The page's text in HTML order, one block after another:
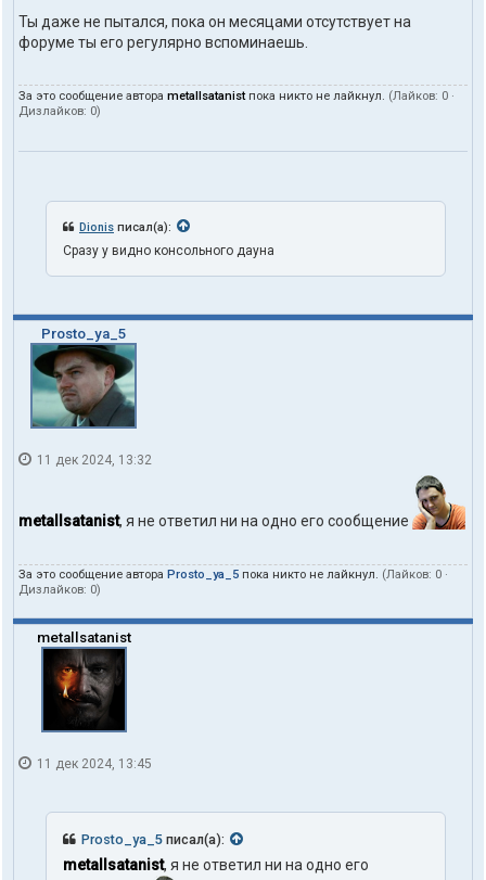
Ты даже не пытался, пока он месяцами отсутствует на
форуме ты его регулярно вспоминаешь.
За это сообщение автора metallsatanistпока никто не лайкнул. (Лайков: 0 ·
Дизлайков: 0)
Dionis писал(а):
Сразу у видно консольного дауна
Prosto_ya_5
11 дек 2024, 13:32
metallsatanist, я не ответил ни на одно его сообщение
За это сообщение автора Prosto_ya_5 пока никто не лайкнул. (Лайков: 0 ·
Дизлайков: 0)
metallsatanist
11 дек 2024, 13:45
Prosto_ya_5 писал(а):
metallsatanist, я не ответил ни на одно его